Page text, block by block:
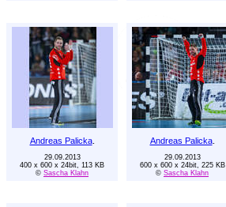
Andreas Palicka. Andreas Palicka.
29.09.2013
400 x 600 x 24bit, 113 KB
© Sascha Klahn
29.09.2013
600 x 600 x 24bit, 225 KB
© Sascha Klahn